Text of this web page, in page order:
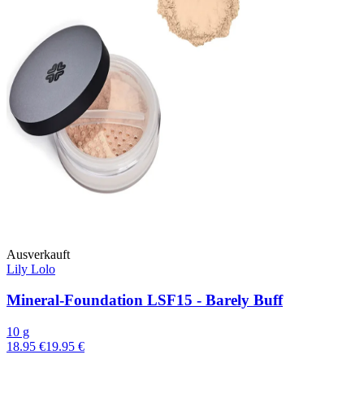
Ausverkauft
Lily Lolo
Mineral-Foundation LSF15 - Barely Buff
10 g
18.95 €19.95 €